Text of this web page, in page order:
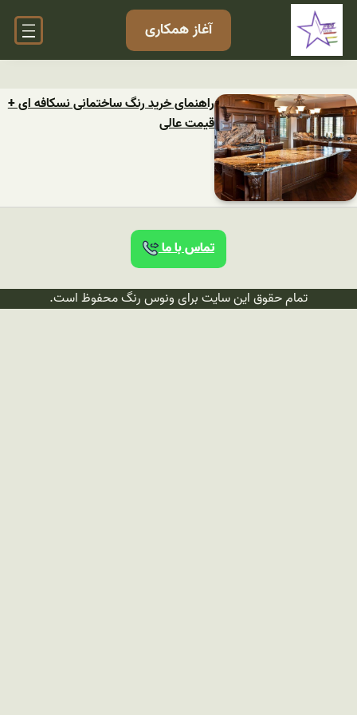
آغاز همکاری
راهنمای خرید رنگ ساختمانی نسکافه ای +
قیمت عالی
تماس با ما
تمام حقوق این سایت برای ونوس رنگ محفوظ است.